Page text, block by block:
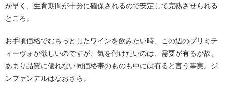
が早く、生育期間が十分に確保されるので安定して完熟させられる
ところ。
お手頃価格でむちっとしたワインを飲みたい時、この辺のプリミテ
ィーヴォが欲しいのですが、気を付けたいのは、需要が有るが故、
あまり品質に優れない同価格帯のものも中には有ると言う事実。ジ
ンファンデルはなおさら。